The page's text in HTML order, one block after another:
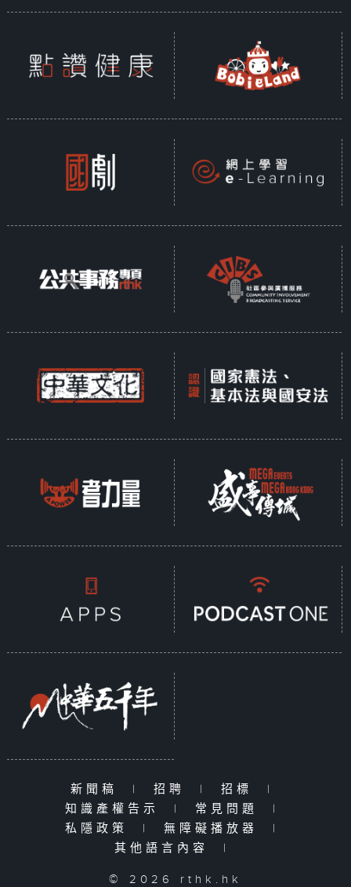
新聞稿 | 招聘 | 招標
|
知識產權告示
| 常見問題
|
私隱政策
| 無障礙播放器
|
其他語言內容
|
© 2026 rthk.hk